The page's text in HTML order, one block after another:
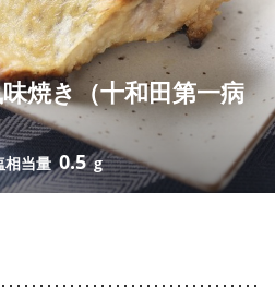
焼き（十和田第一病
相当量 0.5 g